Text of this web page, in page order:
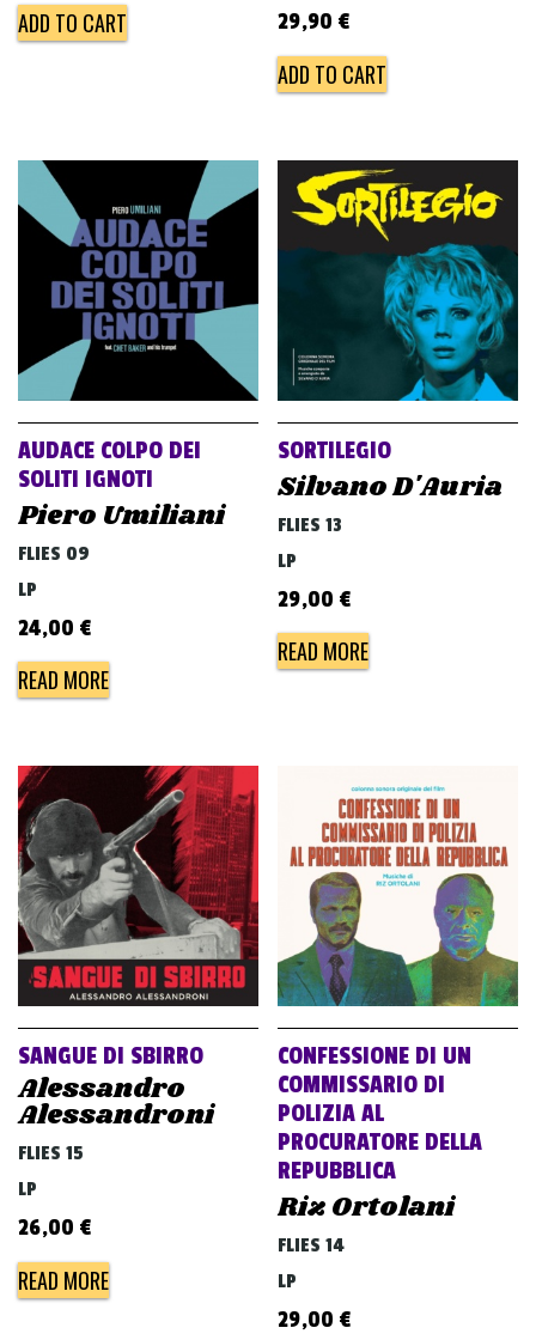
price
was:
ADD TO CART 29,90 €
ADD TO CART
AUDACE COLPO DEI
SOLITI IGNOTI
Piero Umiliani
FLIES 09
LP
24,00 €
READ MORE
SORTILEGIO
Silvano D'Auria
FLIES 13
LP
29,00 €
READ MORE
SANGUE DI SBIRRO
Alessandro
Alessandroni
FLIES 15
LP
26,00 €
READ MORE
CONFESSIONE DI UN
COMMISSARIO DI
POLIZIA AL
PROCURATORE DELLA
REPUBBLICA
Riz Ortolani
FLIES 14
LP
29,00 €